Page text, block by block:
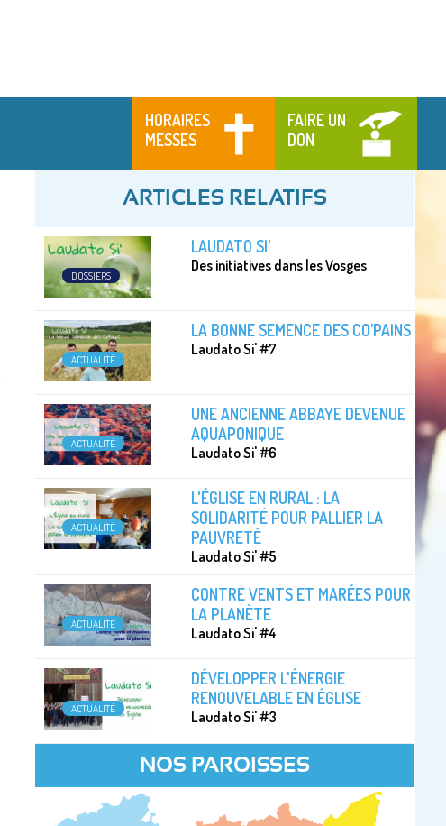
HORAIRES
MESSES
FAIRE UN
DON
ARTICLES RELATIFS
DOSSIERS
LAUDATO SI'
Des initiatives dans les Vosges
ACTUALITÉ
LA BONNE SEMENCE DES CO’PAINS
Laudato Si' #7
ACTUALITÉ
UNE ANCIENNE ABBAYE DEVENUE
AQUAPONIQUE
Laudato Si' #6
ACTUALITÉ
L'ÉGLISE EN RURAL : LA
SOLIDARITÉ POUR PALLIER LA
PAUVRETÉ
Laudato Si' #5
ACTUALITÉ
CONTRE VENTS ET MARÉES POUR
LA PLANÈTE
Laudato Si' #4
ACTUALITÉ
DÉVELOPPER L'ÉNERGIE
RENOUVELABLE EN ÉGLISE
Laudato Si' #3
NOS PAROISSES